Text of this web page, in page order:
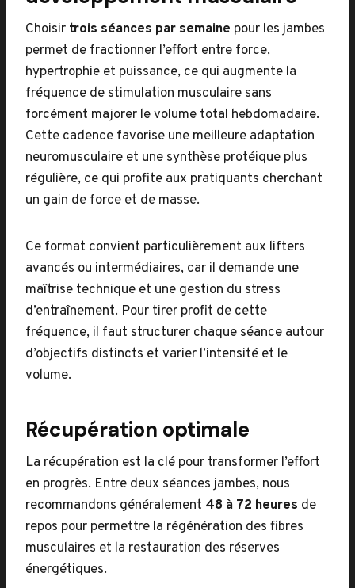
Choisir trois séances par semaine pour les jambes
permet de fractionner l’effort entre force,
hypertrophie et puissance, ce qui augmente la
fréquence de stimulation musculaire sans
forcément majorer le volume total hebdomadaire.
Cette cadence favorise une meilleure adaptation
neuromusculaire et une synthèse protéique plus
régulière, ce qui profite aux pratiquants cherchant
un gain de force et de masse.
Ce format convient particulièrement aux lifters
avancés ou intermédiaires, car il demande une
maîtrise technique et une gestion du stress
d’entraînement. Pour tirer profit de cette
fréquence, il faut structurer chaque séance autour
d’objectifs distincts et varier l’intensité et le
volume.
Récupération optimale
La récupération est la clé pour transformer l’effort
en progrès. Entre deux séances jambes, nous
recommandons généralement 48 à 72 heures de
repos pour permettre la régénération des fibres
musculaires et la restauration des réserves
énergétiques.